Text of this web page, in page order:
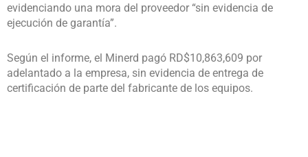
evidenciando una mora del proveedor “sin evidencia de
ejecución de garantía”.
Según el informe, el Minerd pagó RD$10,863,609 por
adelantado a la empresa, sin evidencia de entrega de
certificación de parte del fabricante de los equipos.